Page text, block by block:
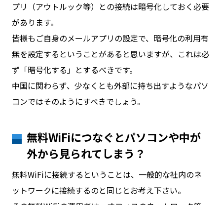
プリ（アウトルック等）との接続は暗号化しておく必要
があります。
皆様もご自身のメールアプリの設定で、暗号化の利用有
無を設定するということがあると思いますが、これは必
ず「暗号化する」とするべきです。
中国に関わらず、少なくとも外部に持ち出すようなパソ
コンではそのようにすべきでしょう。
無料WiFiにつなぐとパソコンや中が
外から見られてしまう？
無料WiFiに接続するということは、一般的な社内のネ
ットワークに接続するのと同じとお考え下さい。